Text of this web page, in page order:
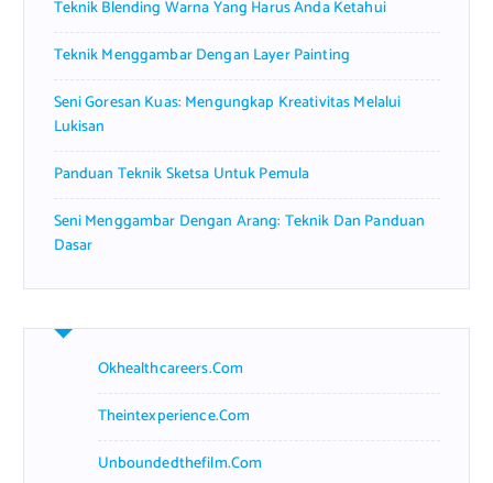
:Teknik Blending Warna Yang Harus Anda Ketahui
Teknik Menggambar Dengan Layer Painting
Seni Goresan Kuas: Mengungkap Kreativitas Melalui
Lukisan
Panduan Teknik Sketsa Untuk Pemula
Seni Menggambar Dengan Arang: Teknik Dan Panduan
Dasar
Okhealthcareers.com
Theintexperience.com
Unboundedthefilm.com